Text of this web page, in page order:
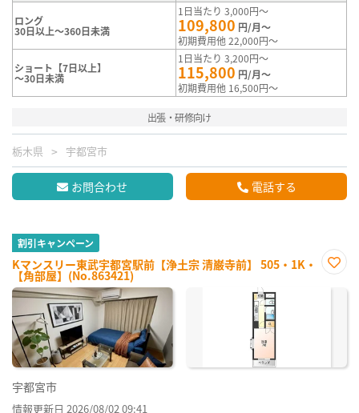
ロング
30日以上～360日未満
1日当たり 3,000円～
109,800 円/月～
初期費用他 22,000円～
ショート【7日以上】
～30日未満
1日当たり 3,200円～
115,800 円/月～
初期費用他 16,500円～
出張・研修向け
栃木県 宇都宮市
お問合わせ 電話する
割引キャンペーン
Kマンスリー東武宇都宮駅前【浄土宗 清巌寺前】 505・1K・
【角部屋】(No.863421)
に入
宇都宮市
情報更新日 2026/08/02 09:41